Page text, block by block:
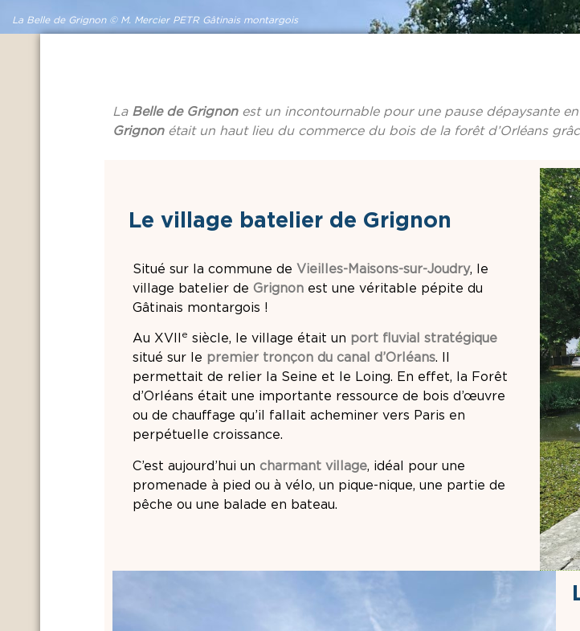
La Belle de Grignon © M. Mercier PETR Gâtinais montargois
La Belle de Grignonest un incontournable pour une pause dépaysante en
Grignonétait un haut lieu du commerce du bois de la forêt d’Orléans
Le village batelier de Grignon
Situé sur la commune de Vieilles-Maisons-sur-Joudry, le
village batelier de Grignon est une véritable pépite du
Gâtinais montargois !
Au XVII e siècle, le village était un port fluvial stratégique
situé sur le premier tronçon du canal d’Orléans. Il
permettait de relier la Seine et le Loing. En effet, la Forêt
d’Orléans était une importante ressource de bois d’œuvre
ou de chauffage qu’il fallait acheminer vers Paris en
perpétuelle croissance.
C’est aujourd’hui un charmant village, idéal pour une
promenade à pied ou à vélo, un pique-nique, une partie de
pêche ou une balade en bateau.